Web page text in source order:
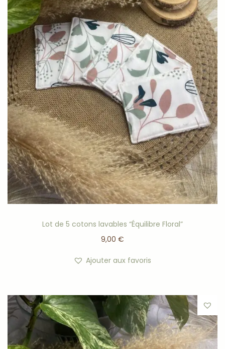
Lot de 5 cotons lavables “Équilibre Floral”
9,00 €
Ajouter aux favoris